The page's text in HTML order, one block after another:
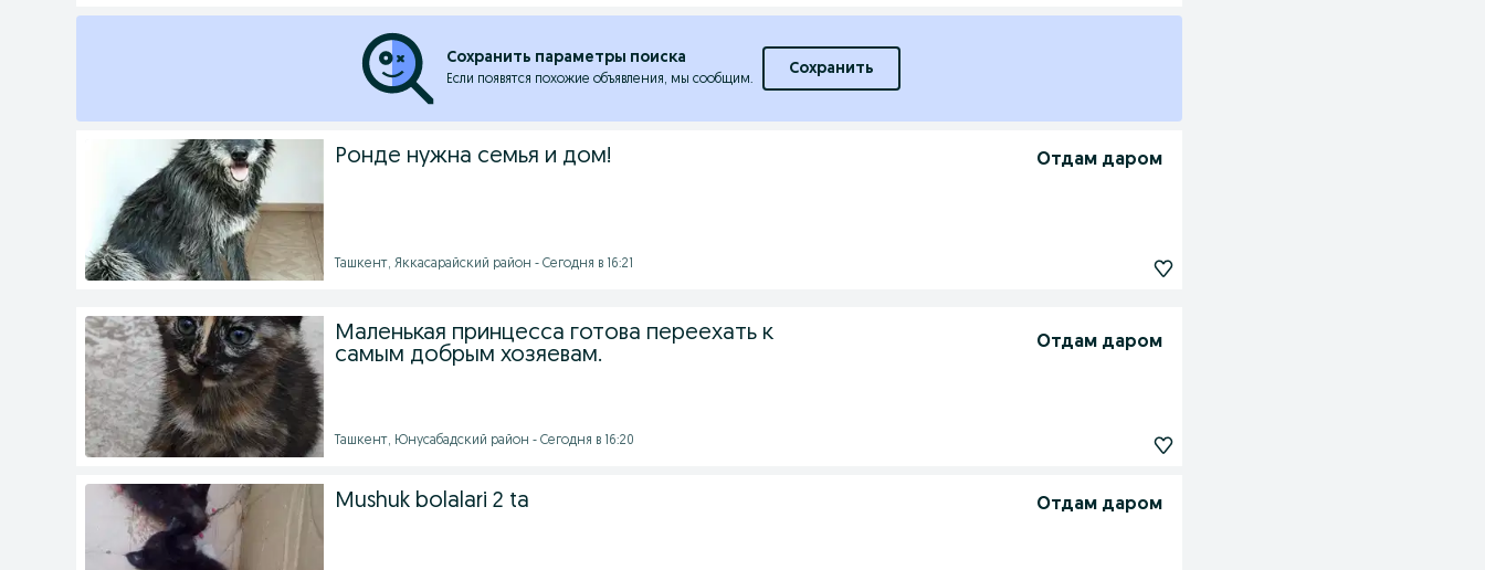
Сохранить параметры поиска
Если появятся похожие объявления, мы сообщим.
Сохранить
Ронде нужна семья и дом! Отдам даром
Ташкент, Яккасарайский район - Сегодня в 16:21
Маленькая принцесса готова переехать к
самым добрым хозяевам.
Отдам даром
Ташкент, Юнусабадский район - Сегодня в 16:20
Mushuk bolalari 2 ta Отдам даром